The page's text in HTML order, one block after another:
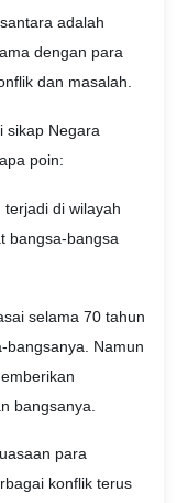
adalah
dengan para
dan masalah.
sikap Negara
poin:
di wilayah
bangsa-bangsa
selama 70 tahun
bangsanya. Namun
bangsanya.
para
konflik terus